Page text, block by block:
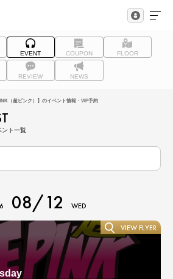
EVENT COUPON FLOOR
REVIEW NEWS
（超ピンク）】のイベント情報・VIP予約
ント一覧
08/12 WED
VIEW FLYER